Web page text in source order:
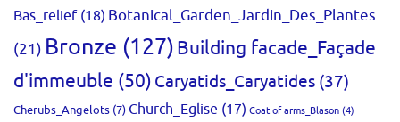
Bas_relief(18) Botanical_Garden_Jardin_Des_Plantes
(21) Bronze (127)Building facade_Façade
d'immeuble (50) Caryatids_Caryatides (37)
Cherubs_Angelots (7) Church_Eglise (17) Coat of arms_Blason (4)